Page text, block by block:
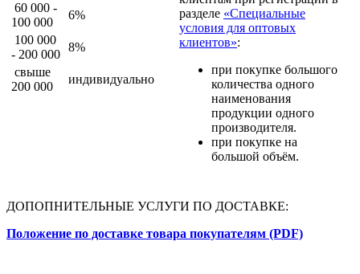
60 000 -
100 000
6%
100 000
- 200 000
8%
свыше
200 000
индивидуально
разделе «Специальные
условия для оптовых
клиентов»:
при покупке большого
количества одного
наименования
продукции одного
производителя.
при покупке на
большой объём.
ДОПОПНИТЕЛЬНЫЕ УСЛУГИ ПО ДОСТАВКЕ:
Положение по доставке товара покупателям (PDF)